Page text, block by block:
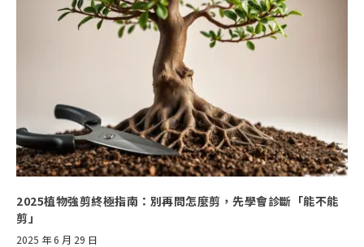
2025植物強剪終極指南：別再問怎麼剪，先學會診斷「能不能
剪」
2025 年 6 月 29 日